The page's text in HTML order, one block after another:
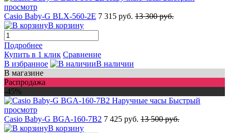
просмотр
Casio Baby-G BLX-560-2E 7 315 руб. 13 300 руб.
В корзину
Подробнее
Купить в 1 клик Сравнение
В избранное
В наличии
В магазине
Распродажа
-45%
Быстрый
просмотр
Casio Baby-G BGA-160-7B2 7 425 руб. 13 500 руб.
В корзину